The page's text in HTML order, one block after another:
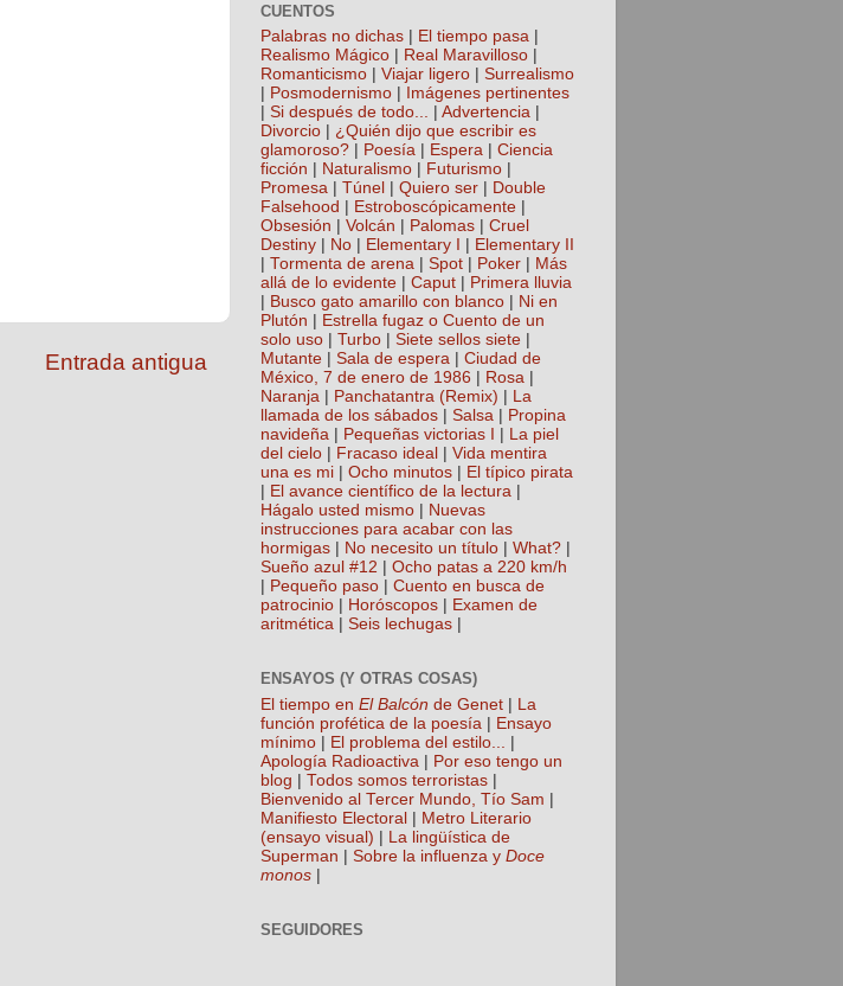
Entrada antigua
CUENTOS
Palabras no dichas
El tiempo pasa
Realismo Mágico
Real Maravilloso
Romanticismo
Viajar ligero
Surrealismo
Posmodernismo
Imágenes pertinentes
Si después de todo... Advertencia
Divorcio
¿Quién dijo que escribir es
glamoroso?
Poesía Espera
Ciencia
ficción
Naturalismo Futurismo
Promesa
Túnel Quiero ser
Double
Falsehood
Estroboscópicamente
Obsesión
Volcán Palomas
Cruel
Destiny
No Elementary I
Elementary II
Tormenta de arena Spot Poker
Más
allá de lo evidente
Caput
Primera lluvia
Busco gato amarillo con blanco
Ni en
Plutón
Estrella fugaz o Cuento de un
solo uso
Turbo Siete sellos siete
Mutante
Sala de espera
Ciudad de
México, 7 de enero de 1986
Rosa
Naranja
Panchatantra (Remix)
La
llamada de los sábados
Salsa
Propina
navideña
Pequeñas victorias I
La piel
del cielo
Fracaso ideal
Vida mentira
una es mi
Ocho minutos
El típico pirata
El avance científico de la lectura
Hágalo usted mismo
Nuevas
instrucciones para acabar con las
hormigas
No necesito un título What?
Sueño azul #12
Ocho patas a 220 km/h
Pequeño paso
Cuento en busca de
patrocinio
Horóscopos
Examen de
aritmética
Seis lechugas
ENSAYOS (Y OTRAS COSAS)
El tiempo en El Balcón de Genet | La
función profética de la poesía | Ensayo
mínimo | El problema del estilo...
|
Apología Radioactiva | Por eso tengo un
blog | Todos somos terroristas |
Bienvenido al Tercer Mundo, Tío Sam |
Manifiesto Electoral | Metro Literario
(ensayo visual) | La lingüística de
Superman | Sobre la influenza y Doce
monos |
SEGUIDORES